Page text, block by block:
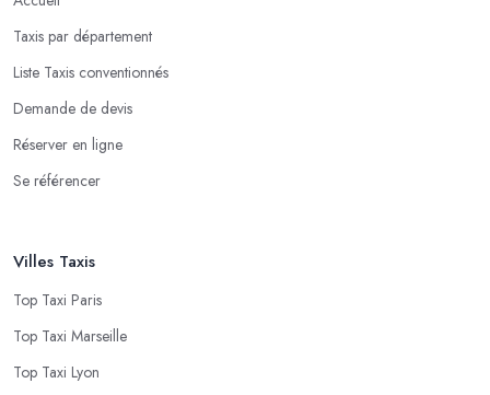
Taxis par département
Liste Taxis conventionnés
Demande de devis
Réserver en ligne
Se référencer
Villes Taxis
Top Taxi Paris
Top Taxi Marseille
Top Taxi Lyon